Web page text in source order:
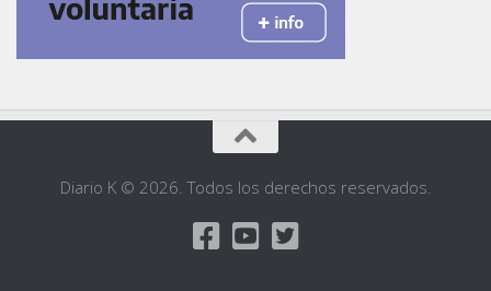
Diario K © 2026. Todos los derechos reservados.